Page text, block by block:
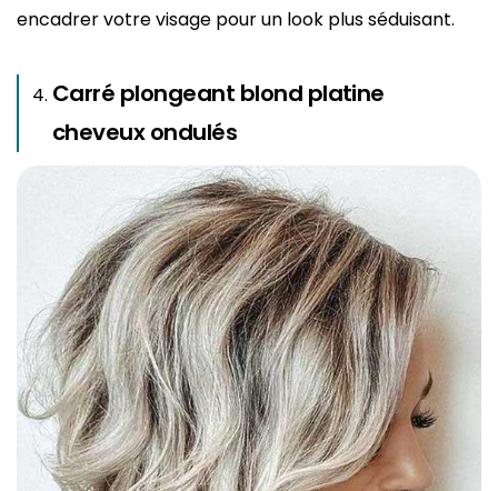
encadrer votre visage pour un look plus séduisant.
Carré plongeant blond platine
cheveux ondulés